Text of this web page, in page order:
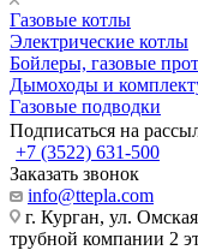
Газовые котлы
Электрические котлы
Бойлеры, газовые
Дымоходы и
Газовые подводки
Подписаться на
+7 (3522) 631-500
Заказать звонок
info@ttepla.com
г. Курган, ул.
трубной компании 2